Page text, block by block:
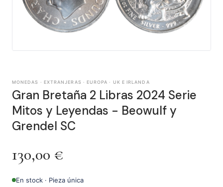
MONEDAS · EXTRANJERAS · EUROPA · UK E IRLANDA
Gran Bretaña 2 Libras 2024 Serie
Mitos y Leyendas - Beowulf y
Grendel SC
130,00 €
En stock · Pieza única